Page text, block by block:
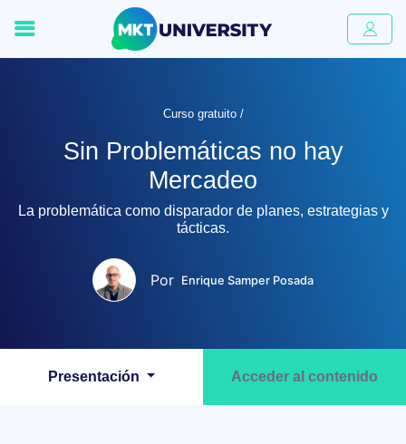
Curso gratuito /
Sin Problemáticas no hay
Mercadeo
La problemática como disparador de planes, estrategias y
tácticas.
Por Enrique Samper Posada
Presentación Acceder al contenido